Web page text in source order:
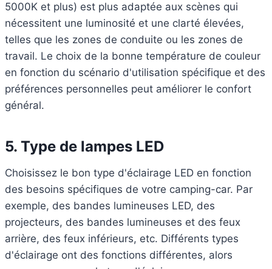
5000K et plus) est plus adaptée aux scènes qui
nécessitent une luminosité et une clarté élevées,
telles que les zones de conduite ou les zones de
travail. Le choix de la bonne température de couleur
en fonction du scénario d'utilisation spécifique et des
préférences personnelles peut améliorer le confort
général.
5. Type de lampes LED
Choisissez le bon type d'éclairage LED en fonction
des besoins spécifiques de votre camping-car. Par
exemple, des bandes lumineuses LED, des
projecteurs, des bandes lumineuses et des feux
arrière, des feux inférieurs, etc. Différents types
d'éclairage ont des fonctions différentes, alors